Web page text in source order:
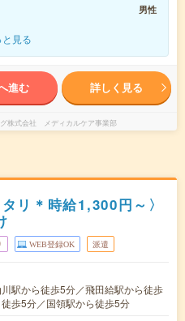
男性
と見る
進む 詳しく見る
株式会社 メディカルケア事業部
リ＊時給1,300円～〉
WEB登録OK 派遣
駅から徒歩5分／飛田給駅から徒歩
歩5分／国領駅から徒歩5分